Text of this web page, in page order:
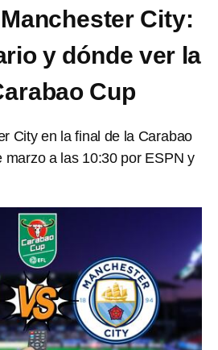
City:
y dónde ver la
Cup
City en la final de la Carabao
marzo a las 10:30 por ESPN y